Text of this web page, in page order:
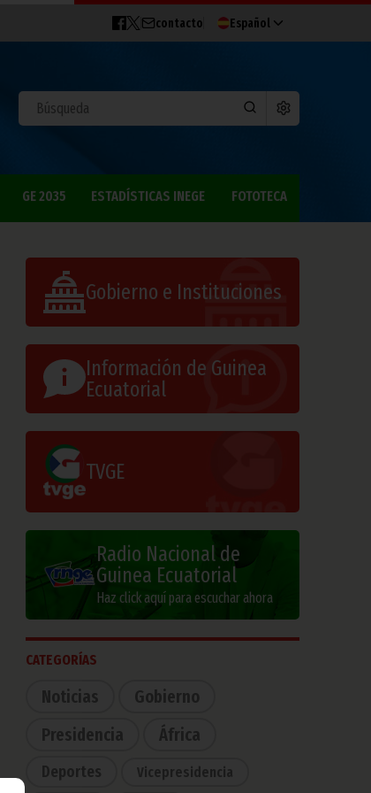
contacto Español
GE 2035 ESTADÍSTICAS INEGE FOTOTECA
Gobierno e Instituciones
Información de Guinea
Ecuatorial
TVGE
Radio Nacional de
Guinea Ecuatorial
Haz click aquí para escuchar ahora
CATEGORÍAS
Noticias
Gobierno
Presidencia
África
Deportes Vicepresidencia